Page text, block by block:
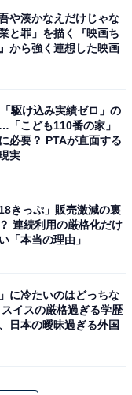
らされたことがあ
触れて、その後ひ
ろチャドクガの鱗
性）」
に似ていたり。気
や湊かなえだけじゃな
と罪」を描く『映画ち
から強く連想した映画
駆け込み実績ゼロ」の
「こども110番の家」
必要？ PTAが直面する
実
18きっぷ」販売激減の裏
連続利用の厳格化だけ
「本当の理由」
」に冷たいのはどっちな
イスの厳格過ぎる学歴
日本の曖昧過ぎる外国